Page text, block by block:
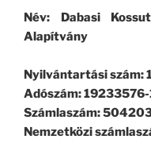
Név: Dabasi
Alapítvány
Nyilvántartási
Adószám:
Számlaszám:
Nemzetközi